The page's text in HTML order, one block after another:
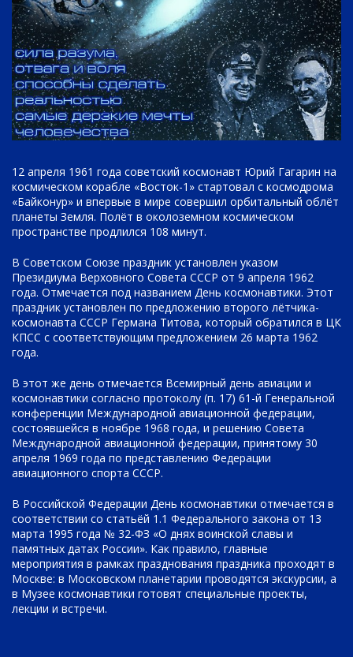
12 апреля 1961 года советский космонавт Юрий Гагарин на
космическом корабле «Восток-1» стартовал с космодрома
«Байконур» и впервые в мире совершил орбитальный облёт
планеты Земля. Полёт в околоземном космическом
пространстве продлился 108 минут.
В Советском Союзе праздник установлен указом
Президиума Верховного Совета СССР от 9 апреля 1962
года. Отмечается под названием День космонавтики. Этот
праздник установлен по предложению второго лётчика-
космонавта СССР Германа Титова, который обратился в ЦК
КПСС с соответствующим предложением 26 марта 1962
года.
В этот же день отмечается Всемирный день авиации и
космонавтики согласно протоколу (п. 17) 61-й Генеральной
конференции Международной авиационной федерации,
состоявшейся в ноябре 1968 года, и решению Совета
Международной авиационной федерации, принятому 30
апреля 1969 года по представлению Федерации
авиационного спорта СССР.
В Российской Федерации День космонавтики отмечается в
соответствии со статьёй 1.1 Федерального закона от 13
марта 1995 года № 32-ФЗ «О днях воинской славы и
памятных датах России». Как правило, главные
мероприятия в рамках празднования праздника проходят в
Москве: в Московском планетарии проводятся экскурсии, а
в Музее космонавтики готовят специальные проекты,
лекции и встречи.